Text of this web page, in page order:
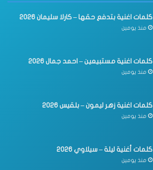
كلمات اغنية بتدفع حقها – كارلا سليمان 2026
منذ يومين
كلمات اغنية مستبيعين – احمد جمال 2026
منذ يومين
كلمات اغنية زهر ليمون – بلقيس 2026
منذ يومين
كلمات أغنية ليلة – سيلاوي 2026
منذ يومين